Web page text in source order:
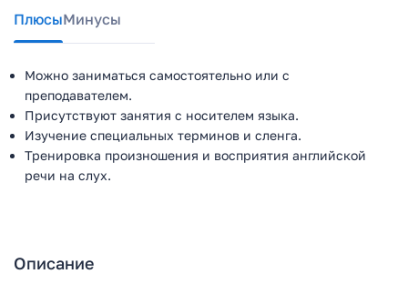
ПлюсыМинусы
Можно заниматься самостоятельно или с
преподавателем.
Присутствуют занятия с носителем языка.
Изучение специальных терминов и сленга.
Тренировка произношения и восприятия английской
речи на слух.
Описание